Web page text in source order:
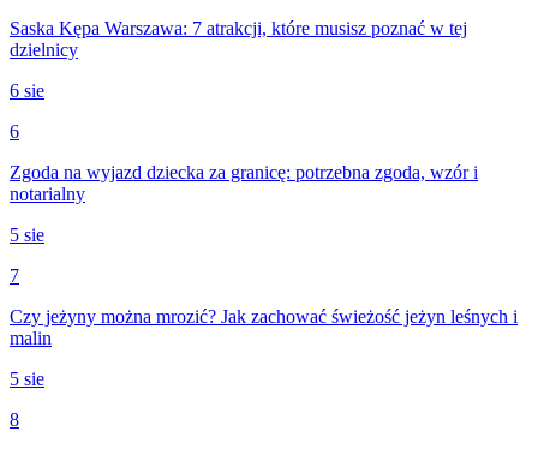
Saska Kępa Warszawa: 7 atrakcji, które musisz poznać w tej
dzielnicy
6 sie
6
Zgoda na wyjazd dziecka za granicę: potrzebna zgoda, wzór i
notarialny
5 sie
7
Czy jeżyny można mrozić? Jak zachować świeżość jeżyn leśnych i
malin
5 sie
8